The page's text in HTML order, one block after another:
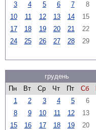
3
4 5 6 7 8
10
11 12 13 14 15
17
18 19 20 21 22
24
25 26 27 28 29
грудень
Пн
Вт Ср Чт Пт Сб
1
2 3 4 5 6
8
9 10 11 12 13
15
16 17 18 19 20